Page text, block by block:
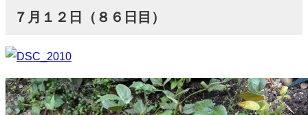
７月１２日（８６日目）